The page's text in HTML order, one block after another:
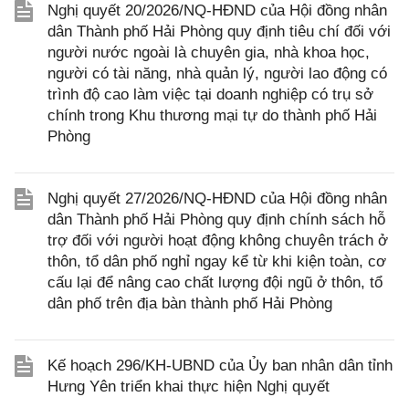
Nghị quyết 20/2026/NQ-HĐND của Hội đồng nhân
dân Thành phố Hải Phòng quy định tiêu chí đối với
người nước ngoài là chuyên gia, nhà khoa học,
người có tài năng, nhà quản lý, người lao động có
trình độ cao làm việc tại doanh nghiệp có trụ sở
chính trong Khu thương mại tự do thành phố Hải
Phòng
Nghị quyết 27/2026/NQ-HĐND của Hội đồng nhân
dân Thành phố Hải Phòng quy định chính sách hỗ
trợ đối với người hoạt động không chuyên trách ở
thôn, tổ dân phố nghỉ ngay kể từ khi kiện toàn, cơ
cấu lại để nâng cao chất lượng đội ngũ ở thôn, tổ
dân phố trên địa bàn thành phố Hải Phòng
Kế hoạch 296/KH-UBND của Ủy ban nhân dân tỉnh
Hưng Yên triển khai thực hiện Nghị quyết